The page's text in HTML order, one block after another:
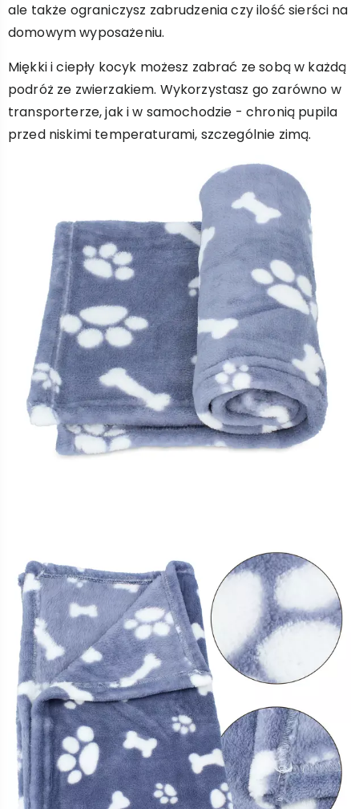
ale także ograniczysz zabrudzenia czy ilość sierści na
domowym wyposażeniu.
Miękki i ciepły kocyk możesz zabrać ze sobą w każdą
podróż ze zwierzakiem. Wykorzystasz go zarówno w
transporterze, jak i w samochodzie - chronią pupila
przed niskimi temperaturami, szczególnie zimą.